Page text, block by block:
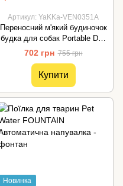
Артикул: YaKKa-VEN0351A
Переносний м'який будиночок
будка для собак Portable Dog
House
702 грн 755 грн
Купити
Новинка